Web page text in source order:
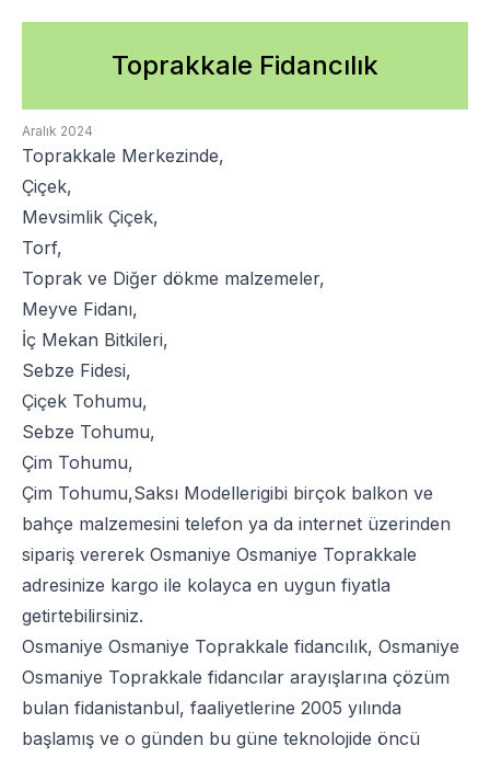
Toprakkale Fidancılık
Aralık 2024
Toprakkale Merkezinde,
Çiçek,
Mevsimlik Çiçek,
Torf,
Toprak ve Diğer dökme malzemeler,
Meyve Fidanı,
İç Mekan Bitkileri,
Sebze Fidesi,
Çiçek Tohumu,
Sebze Tohumu,
Çim Tohumu,
Çim Tohumu,Saksı Modellerigibi birçok balkon ve
bahçe malzemesini telefon ya da internet üzerinden
sipariş vererek Osmaniye Osmaniye Toprakkale
adresinize kargo ile kolayca en uygun fiyatla
getirtebilirsiniz.
Osmaniye Osmaniye Toprakkale fidancılık, Osmaniye
Osmaniye Toprakkale fidancılar arayışlarına çözüm
bulan fidanistanbul, faaliyetlerine 2005 yılında
başlamış ve o günden bu güne teknolojide öncü